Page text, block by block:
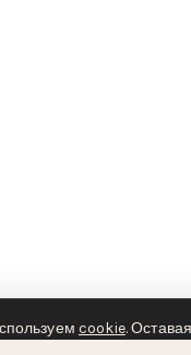
cookie.